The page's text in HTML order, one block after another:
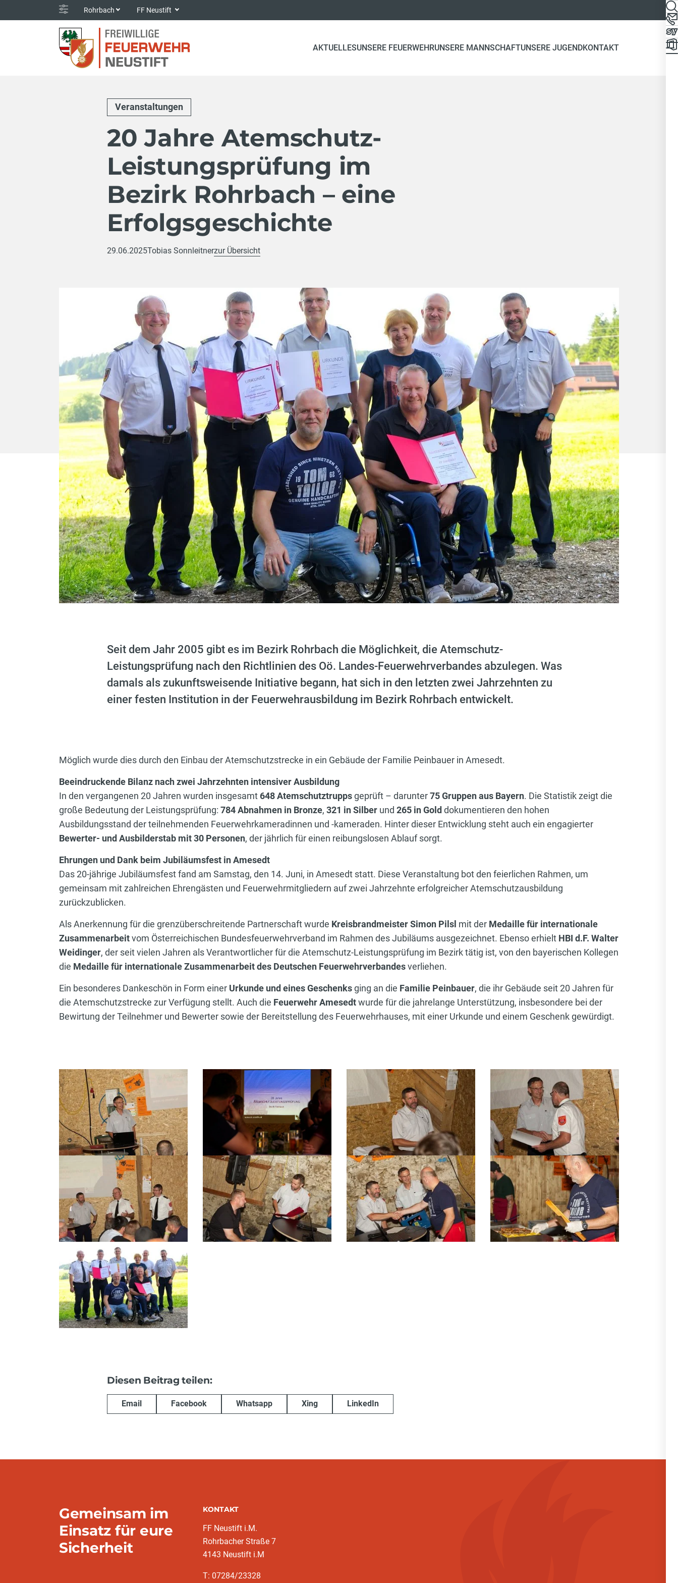
Rohrbach FF Neustift
AKTUELLESUNSERE FEUERWEHRUNSERE MANNSCHAFTUNSERE JUGENDKONTAKT
Veranstaltungen
20 Jahre Atemschutz-
Leistungsprüfung im
Bezirk Rohrbach – eine
Erfolgsgeschichte
29.06.2025Tobias Sonnleitnerzur Übersicht
Seit dem Jahr 2005 gibt es im Bezirk Rohrbach die Möglichkeit, die Atemschutz-
Leistungsprüfung nach den Richtlinien des Oö. Landes-Feuerwehrverbandes abzulegen. Was
damals als zukunftsweisende Initiative begann, hat sich in den letzten zwei Jahrzehnten zu
einer festen Institution in der Feuerwehrausbildung im Bezirk Rohrbach entwickelt.
Möglich wurde dies durch den Einbau der Atemschutzstrecke in ein Gebäude der Familie Peinbauer in Amesedt.
Beeindruckende Bilanz nach zwei Jahrzehnten intensiver Ausbildung
In den vergangenen 20 Jahren wurden insgesamt648 Atemschutztruppsgeprüft – darunter75 Gruppen aus Bayern. Die Statistik zeigt die
große Bedeutung der Leistungsprüfung: 784 Abnahmen in Bronze, 321 in Silber und 265 in Gold dokumentieren den hohen
Ausbildungsstand der teilnehmenden Feuerwehrkameradinnen und -kameraden. Hinter dieser Entwicklung steht auch ein engagierter
Bewerter- und Ausbilderstab mit 30 Personen, der jährlich für einen reibungslosen Ablauf sorgt.
Ehrungen und Dank beim Jubiläumsfest in Amesedt
Das 20-jährige Jubiläumsfest fand am Samstag, den 14. Juni, in Amesedt statt. Diese Veranstaltung bot den feierlichen Rahmen, um
gemeinsam mit zahlreichen Ehrengästen und Feuerwehrmitgliedern auf zwei Jahrzehnte erfolgreicher Atemschutzausbildung
zurückzublicken.
Als Anerkennung für die grenzüberschreitende Partnerschaft wurde Kreisbrandmeister Simon Pilsl mit der Medaille für internationale
Zusammenarbeitvom Österreichischen Bundesfeuerwehrverband im Rahmen des Jubiläums ausgezeichnet. Ebenso erhielt HBI d.F. Walter
Weidinger, der seit vielen Jahren als Verantwortlicher für die Atemschutz-Leistungsprüfung im Bezirk tätig ist, von den bayerischen Kollegen
die Medaille für internationale Zusammenarbeit des Deutschen Feuerwehrverbandesverliehen.
Ein besonderes Dankeschön in Form einer Urkunde und eines Geschenksging an die Familie Peinbauer, die ihr Gebäude seit 20 Jahren für
die Atemschutzstrecke zur Verfügung stellt. Auch die Feuerwehr Amesedtwurde für die jahrelange Unterstützung, insbesondere bei der
Bewirtung der Teilnehmer und Bewerter sowie der Bereitstellung des Feuerwehrhauses, mit einer Urkunde und einem Geschenk gewürdigt.
Diesen Beitrag teilen:
Email Facebook Whatsapp Xing LinkedIn
Gemeinsam im
Einsatz für eure
Sicherheit
KONTAKT
FF Neustift i.M.
Rohrbacher Straße 7
4143 Neustift i.M
T: 07284/23328